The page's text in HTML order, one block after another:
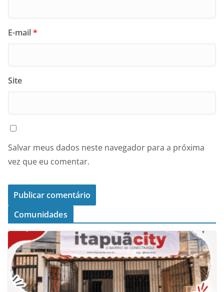
E-mail*
Site
Salvar meus dados neste navegador para a próxima
vez que eu comentar.
Comunidades